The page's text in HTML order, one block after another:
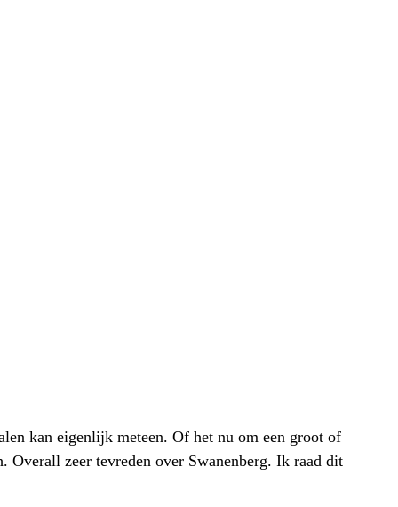
kan eigenlijk meteen. Of het nu om een groot of
Overall zeer tevreden over Swanenberg. Ik raad dit